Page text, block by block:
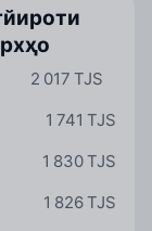
2 017 TJS
1 741 TJS
1 830 TJS
1 826 TJS